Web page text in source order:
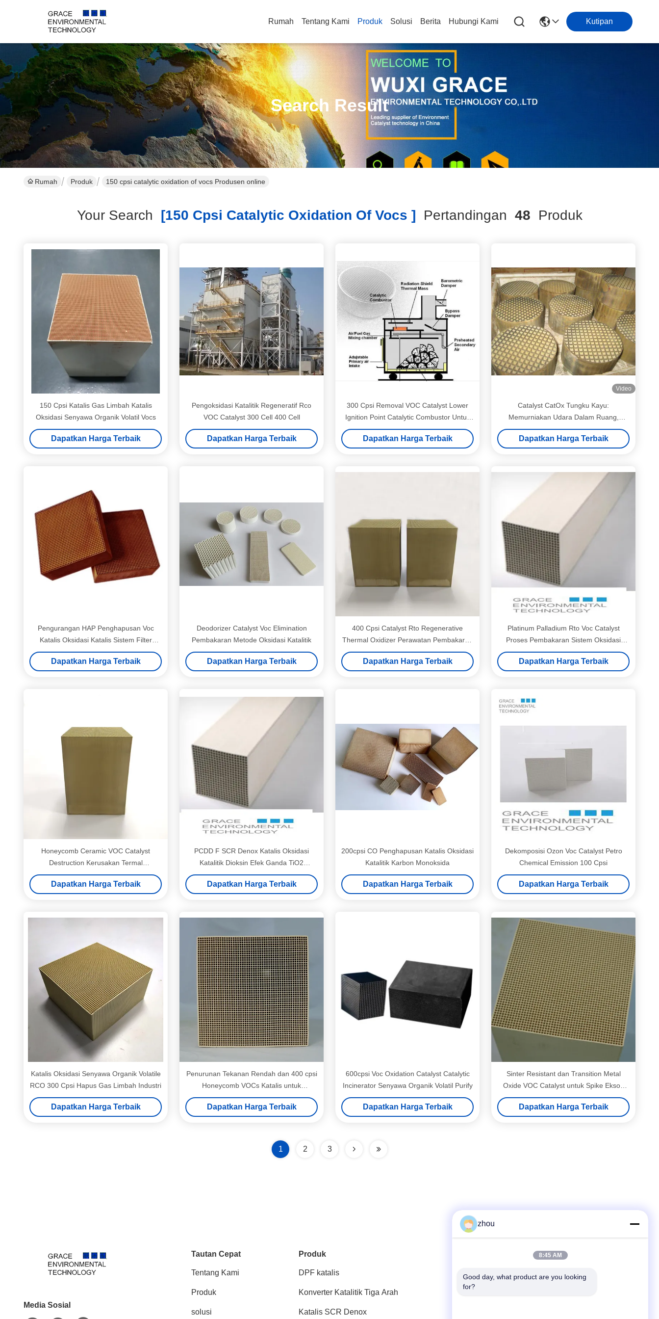
Rumah Tentang Kami Produk Solusi Berita Hubungi Kami Kutipan
Search Result
Rumah Produk 150 cpsi catalytic oxidation of vocs Produsen online
Your Search [150 Cpsi Catalytic Oxidation Of Vocs ] Pertandingan 48 Produk
150 Cpsi Katalis Gas Limbah Katalis
Oksidasi Senyawa Organik Volatil Vocs
Dapatkan Harga Terbaik
Pengoksidasi Katalitik Regeneratif Rco
VOC Catalyst 300 Cell 400 Cell
Dapatkan Harga Terbaik
300 Cpsi Removal VOC Catalyst Lower
Ignition Point Catalytic Combustor Untuk
Kompor Kayu
Dapatkan Harga Terbaik
Video
Catalyst CatOx Tungku Kayu:
Memurniakan Udara Dalam Ruang,
Mengurangi CO, VOC & Asap Hitam
Dapatkan Harga Terbaik
Pengurangan HAP Penghapusan Voc
Katalis Oksidasi Katalis Sistem Filter
Keramik Pembersih Sendiri
Dapatkan Harga Terbaik
Deodorizer Catalyst Voc Elimination
Pembakaran Metode Oksidasi Katalitik
Dapatkan Harga Terbaik
400 Cpsi Catalyst Rto Regenerative
Thermal Oxidizer Perawatan Pembakaran
Aliran Kecil
Dapatkan Harga Terbaik
Platinum Palladium Rto Voc Catalyst
Proses Pembakaran Sistem Oksidasi
Katalitik
Dapatkan Harga Terbaik
Honeycomb Ceramic VOC Catalyst
Destruction Kerusakan Termal
Mengkatalisasi Gas Limbah Organik
Dapatkan Harga Terbaik
PCDD F SCR Denox Katalis Oksidasi
Katalitik Dioksin Efek Ganda TiO2
Berbasis V2O5 WO3
Dapatkan Harga Terbaik
200cpsi CO Penghapusan Katalis Oksidasi
Katalitik Karbon Monoksida
Dapatkan Harga Terbaik
Dekomposisi Ozon Voc Catalyst Petro
Chemical Emission 100 Cpsi
Dapatkan Harga Terbaik
Katalis Oksidasi Senyawa Organik Volatile
RCO 300 Cpsi Hapus Gas Limbah Industri
Dapatkan Harga Terbaik
Penurunan Tekanan Rendah dan 400 cpsi
Honeycomb VOCs Katalis untuk
Konservasi Energi Kipas Puncak
Dapatkan Harga Terbaik
600cpsi Voc Oxidation Catalyst Catalytic
Incinerator Senyawa Organik Volatil Purify
Dapatkan Harga Terbaik
Sinter Resistant dan Transition Metal
Oxide VOC Catalyst untuk Spike Eksos
Konsentrasi Tinggi
Dapatkan Harga Terbaik
1 2 3
Media Sosial
Tautan Cepat
Tentang Kami
Produk
solusi
Produk
DPF katalis
Konverter Katalitik Tiga Arah
Katalis SCR Denox
Telp
zhou
8:45 AM
Good day, what product are you looking
for?